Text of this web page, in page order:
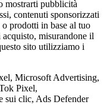
mostrarti pubblicità
contenuti sponsorizzati
prodotti in base al tuo
misurandone il
sito utilizziamo i
Microsoft Advertising,
Pixel,
sui clic, Ads Defender